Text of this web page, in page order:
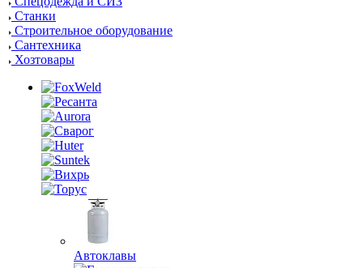
Станки
Строительное оборудование
Сантехника
Хозтовары
Автоклавы